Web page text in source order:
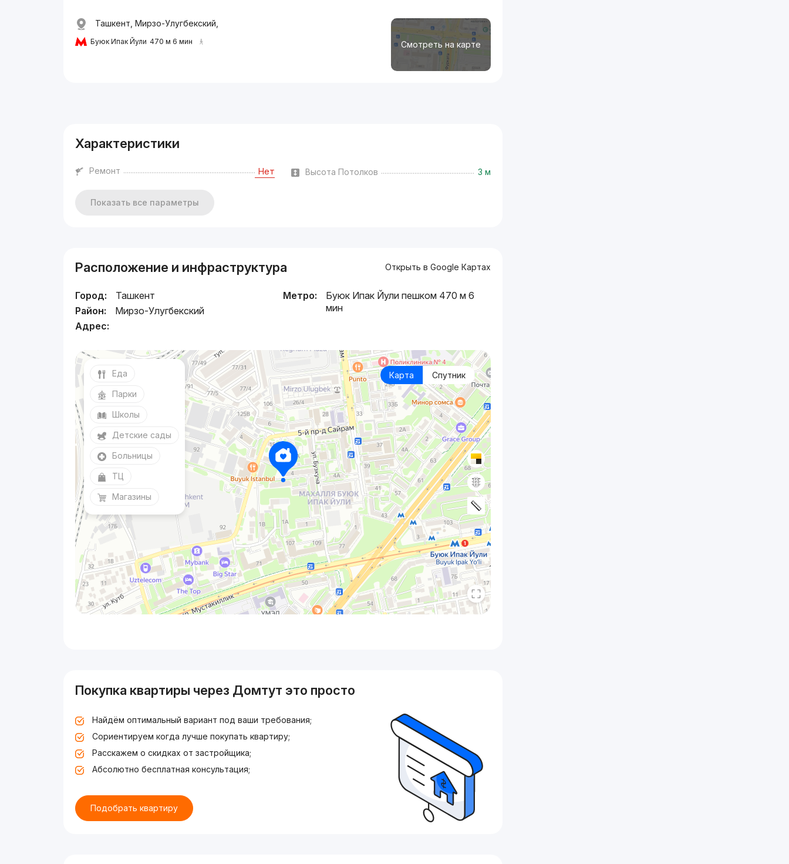
Смотреть на карте
Ташкент, Мирзо-Улугбекский,
Буюк Ипак Йули 470 м 6 мин
Характеристики
Ремонт Нет Высота Потолков 3 м
Показать все параметры
Расположение и инфраструктура Открыть в Google Картах
Город:
Ташкент
Район:
Мирзо-Улугбекский
Адрес:
Метро:
Буюк Ипак Йули пешком 470 м 6
мин
Карта Спутник
Еда
Парки
Школы
Детские сады
Больницы
ТЦ
Магазины
Покупка квартиры через Домтут это просто
Найдём оптимальный вариант под ваши требования;
Сориентируем когда лучше покупать квартиру;
Расскажем о скидках от застройщика;
Абсолютно бесплатная консультация;
Подобрать квартиру